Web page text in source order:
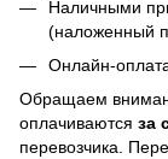
Наличными
(наложенный
Онлайн-
Обращаем
оплачиваются за
перевозчика.